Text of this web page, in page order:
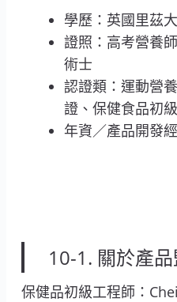
學歷：英國里茲
證照：高考營養
術士
認證類：運動營
證、保健食品初
年資／產品開發
10-1. 關於產
保健品初級工程師：